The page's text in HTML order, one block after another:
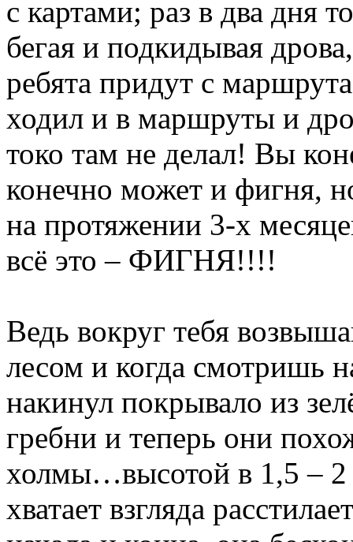
с картами; раз в два дня
бегая и подкидывая
ребята придут с
ходил и в маршруты и
токо там не делал! Вы
конечно может и фигня,
на протяжении 3-х
всё это – ФИГНЯ!!!!
Ведь вокруг тебя
лесом и когда смотришь
накинул покрывало из
гребни и теперь они
холмы…высотой в 1,5 – 2
хватает взгляда